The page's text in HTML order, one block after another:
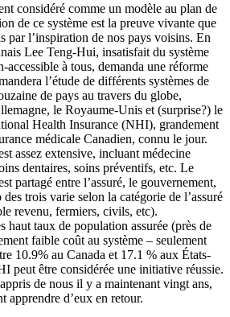
considéré comme un modèle au plan de
de ce système est la preuve vivante que
par l’inspiration de nos pays voisins. En
Lee Teng-Hui, insatisfait du système
accessible à tous, demanda une réforme
l’étude de différents systèmes de
de pays au travers du globe,
le Royaume-Unis et (surprise?) le
Health Insurance (NHI), grandement
médicale Canadien, connu le jour.
assez extensive, incluant médecine
dentaires, soins préventifs, etc. Le
partagé entre l’assuré, le gouvernement,
trois varie selon la catégorie de l’assuré
revenu, fermiers, civils, etc).
haut taux de population assurée (près de
faible coût au système – seulement
10.9% au Canada et 17.1 % aux États-
peut être considérée une initiative réussie.
de nous il y a maintenant vingt ans,
apprendre d’eux en retour.